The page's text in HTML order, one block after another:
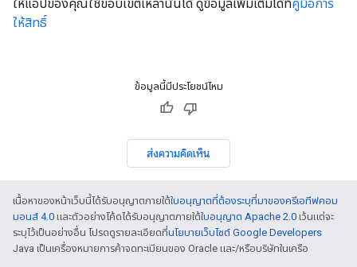
ให้แอปของคุณใช้ขอบเขตเหล่านั้นได้ ดูข้อมูลเพิ่มเติมได้ที่คู่มือการ
ให้สิทธิ์
ข้อมูลนี้มีประโยชน์ไหม
ส่งความคิดเห็น
เนื้อหาของหน้าเว็บนี้ได้รับอนุญาตภายใต้ใบอนุญาตที่ต้องระบุที่มาของครีเอทีฟคอม
มอนส์ 4.0 และตัวอย่างโค้ดได้รับอนุญาตภายใต้ใบอนุญาต Apache 2.0 เว้นแต่จะ
ระบุไว้เป็นอย่างอื่น โปรดดูรายละเอียดที่นโยบายเว็บไซต์ Google Developers
Java เป็นเครื่องหมายการค้าจดทะเบียนของ Oracle และ/หรือบริษัทในเครือ